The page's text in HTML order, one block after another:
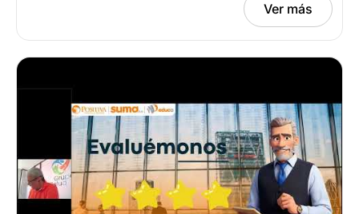
Ver más